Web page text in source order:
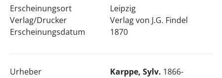
Erscheinungsort
Verlag/Drucker
Erscheinungsdatum
Leipzig
Verlag von J.G. Findel
1870
Urheber Karppe, Sylv. 1866-